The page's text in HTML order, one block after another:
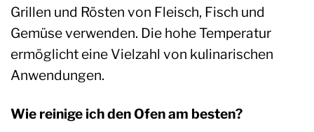
Grillen und Rösten von Fleisch, Fisch und
Gemüse verwenden. Die hohe Temperatur
ermöglicht eine Vielzahl von kulinarischen
Anwendungen.
Wie reinige ich den Ofen am besten?